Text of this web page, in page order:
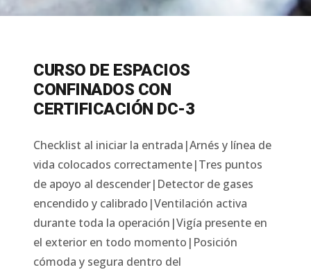
CURSO DE ESPACIOS
CONFINADOS CON
CERTIFICACIÓN DC-3
Checklist al iniciar la entrada|Arnés y línea de
vida colocados correctamente|Tres puntos
de apoyo al descender|Detector de gases
encendido y calibrado|Ventilación activa
durante toda la operación|Vigía presente en
el exterior en todo momento|Posición
cómoda y segura dentro del